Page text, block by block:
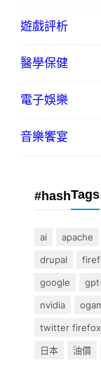
遊戲評析
醫學保健
電子娛樂
音樂饗宴
#hashTags
ai apache
drupal
google
nvidia
twitter firefox
日本
油價